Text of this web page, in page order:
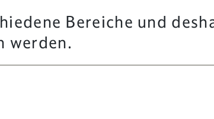
Bereiche und
werden.